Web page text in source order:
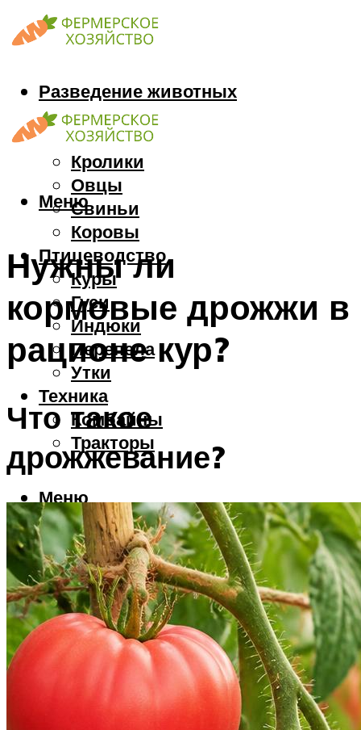
Разведение животных
Козы
Кони
Кролики
Овцы
Свиньи
Коровы
Птицеводство
Куры
Гуси
Индюки
Перепела
Утки
Техника
Комбайны
Тракторы
Меню
Меню
Нужны ли
кормовые дрожжи в
рационе кур?
Что такое
дрожжевание?